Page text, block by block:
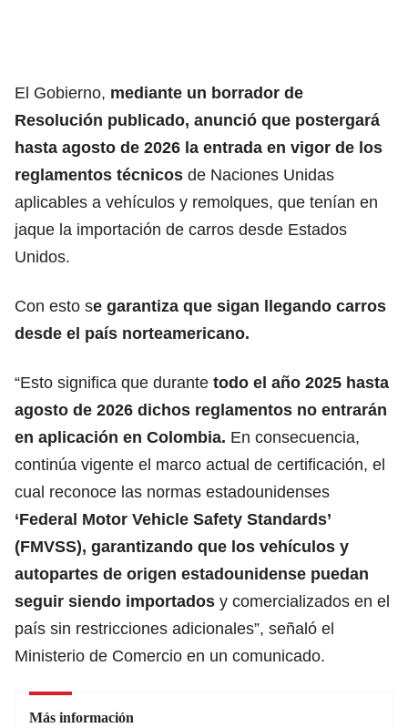
El Gobierno, mediante un borrador de
Resolución publicado, anunció que postergará
hasta agosto de 2026 la entrada en vigor de los
reglamentos técnicos de Naciones Unidas
aplicables a vehículos y remolques, que tenían en
jaque la importación de carros desde Estados
Unidos.
Con esto se garantiza que sigan llegando carros
desde el país norteamericano.
“Esto significa que durante todo el año 2025 hasta
agosto de 2026 dichos reglamentos no entrarán
en aplicación en Colombia. En consecuencia,
continúa vigente el marco actual de certificación, el
cual reconoce las normas estadounidenses
‘Federal Motor Vehicle Safety Standards’
(FMVSS), garantizando que los vehículos y
autopartes de origen estadounidense puedan
seguir siendo importados y comercializados en el
país sin restricciones adicionales”, señaló el
Ministerio de Comercio en un comunicado.
Más información